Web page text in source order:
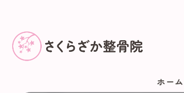
ホーム